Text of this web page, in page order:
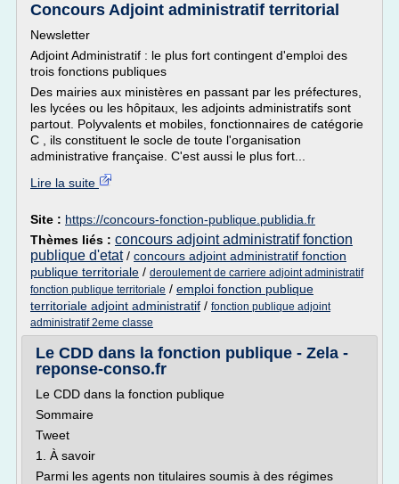
Concours Adjoint administratif territorial
Newsletter
Adjoint Administratif : le plus fort contingent d'emploi des
trois fonctions publiques
Des mairies aux ministères en passant par les préfectures,
les lycées ou les hôpitaux, les adjoints administratifs sont
partout. Polyvalents et mobiles, fonctionnaires de catégorie
C , ils constituent le socle de toute l'organisation
administrative française. C'est aussi le plus fort...
Lire la suite
Site : https://concours-fonction-publique.publidia.fr
Thèmes liés : concours adjoint administratif fonction
publique d'etat/ concours adjoint administratif fonction
publique territoriale / deroulement de carriere adjoint administratif
fonction publique territoriale / emploi fonction publique
territoriale adjoint administratif / fonction publique adjoint
administratif 2eme classe
Le CDD dans la fonction publique - Zela -
reponse-conso.fr
Le CDD dans la fonction publique
Sommaire
Tweet
1. À savoir
Parmi les agents non titulaires soumis à des régimes